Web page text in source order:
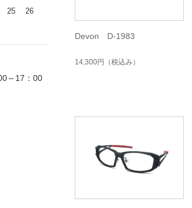
Devon D-1983
14,300円 （税込み）
25 26
～17：00